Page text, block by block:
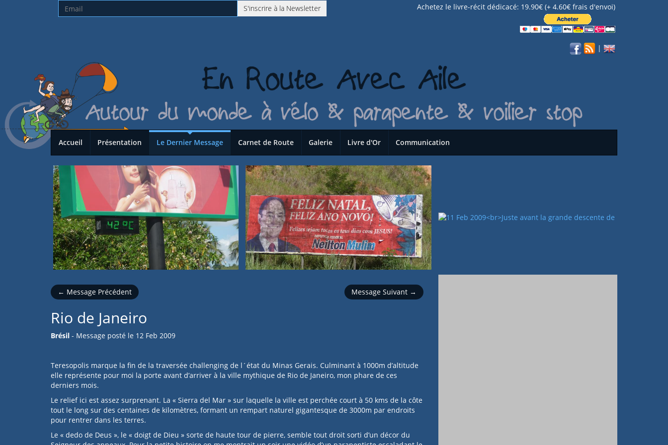
S'inscrire à la Newsletter Achetez le livre-récit dédicacé: 19.90€ (+ 4.60€ frais d'envoi)
|
Accueil Présentation Le Dernier Message Carnet de Route Galerie Livre d'Or Communication
← Message Précédent Message Suivant →
Rio de Janeiro
Brésil - Message posté le 12 Feb 2009
Teresopolis marque la fin de la traversée challenging de l´état du Minas Gerais. Culminant à 1000m d’altitude
elle représente pour moi la porte avant d’arriver à la ville mythique de Rio de Janeiro, mon phare de ces
derniers mois.
Le relief ici est assez surprenant. La « Sierra del Mar » sur laquelle la ville est perchée court à 50 kms de la côte
tout le long sur des centaines de kilomètres, formant un rempart naturel gigantesque de 3000m par endroits
pour rentrer dans les terres.
Le « dedo de Deus », le « doigt de Dieu » sorte de haute tour de pierre, semble tout droit sorti d’un décor du